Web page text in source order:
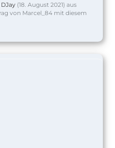
DJay (18. August 2021) aus
von Marcel_84 mit diesem